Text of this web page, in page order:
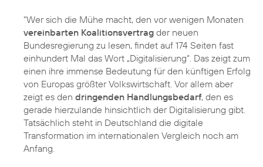
"Wer sich die Mühe macht, den vor wenigen Monaten
vereinbarten Koalitionsvertrag der neuen
Bundesregierung zu lesen, findet auf 174 Seiten fast
einhundert Mal das Wort „Digitalisierung“. Das zeigt zum
einen ihre immense Bedeutung für den künftigen Erfolg
von Europas größter Volkswirtschaft. Vor allem aber
zeigt es den dringenden Handlungsbedarf, den es
gerade hierzulande hinsichtlich der Digitalisierung gibt.
Tatsächlich steht in Deutschland die digitale
Transformation im internationalen Vergleich noch am
Anfang.